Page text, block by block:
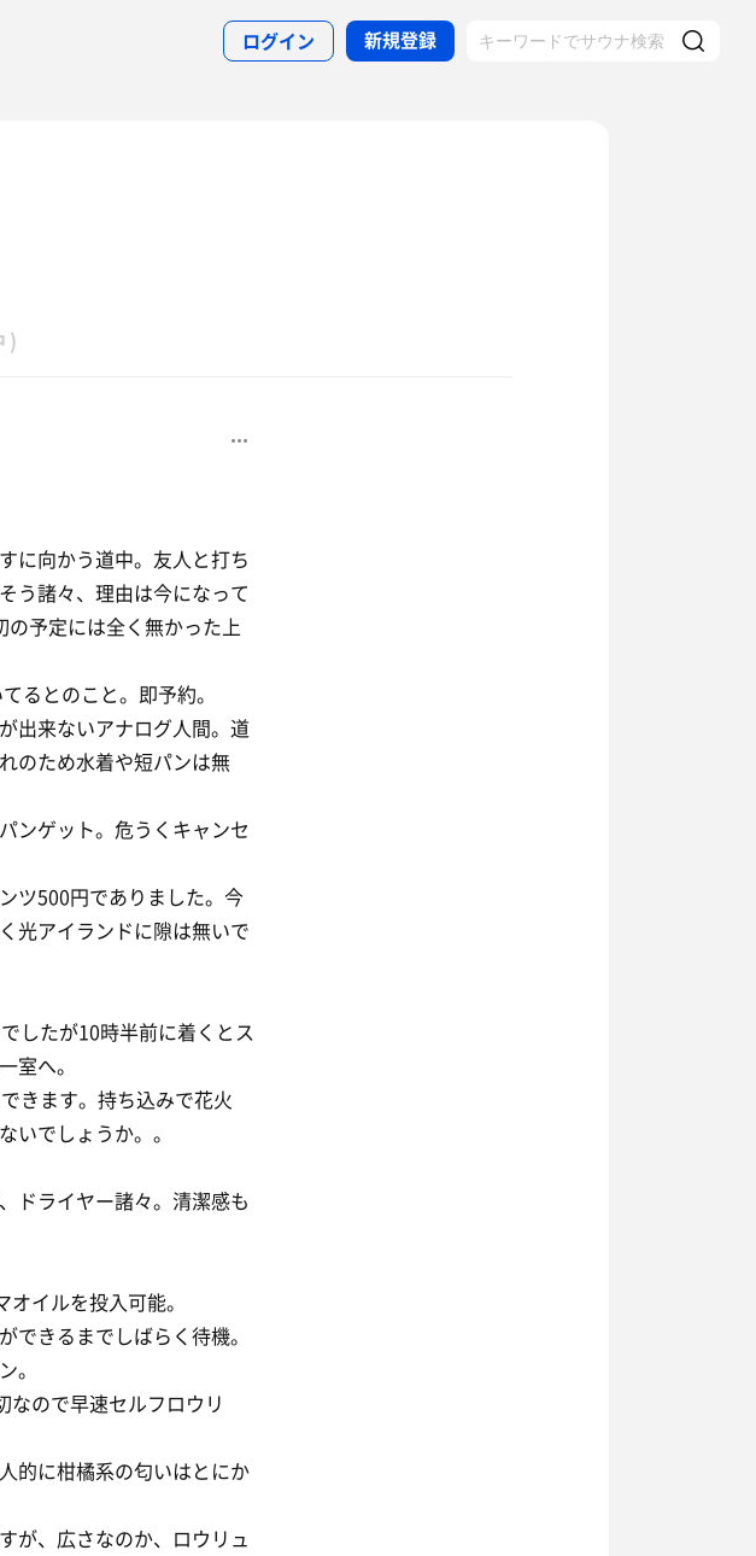
ログイン 新規登録
)
に向かう道中。友人と打ち
う諸々、理由は今になって
予定には全く無かった上
るとのこと。即予約。
出来ないアナログ人間。道
のため水着や短パンは無
ンゲット。危うくキャンセ
ツ500円でありました。今
光アイランドに隙は無いで
したが10時半前に着くとス
室へ。
きます。持ち込みで花火
いでしょうか。。
ドライヤー諸々。清潔感も
イルを投入可能。
できるまでしばらく待機。
。
なので早速セルフロウリ
的に柑橘系の匂いはとにか
が、広さなのか、ロウリュ